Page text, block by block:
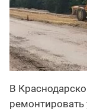
В
ремонтировать